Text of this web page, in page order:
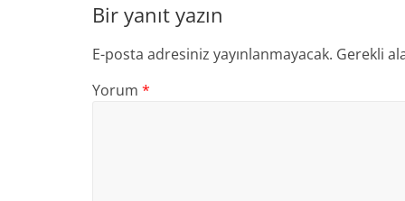
Bir yanıt yazın
E-posta adresiniz yayınlanmayacak. Gerekli
Yorum *